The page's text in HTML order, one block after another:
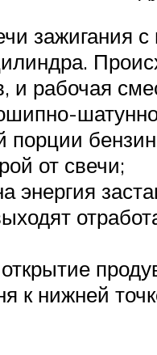
зажигания
и рабочая
порции
от свечи;
энергия
нижней